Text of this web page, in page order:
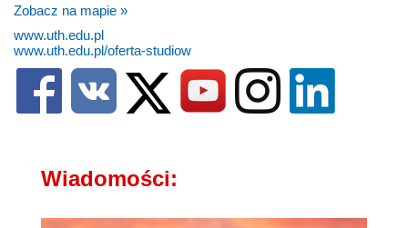
Zobacz na mapie »
www.uth.edu.pl
www.uth.edu.pl/oferta-studiow
Wiadomości: